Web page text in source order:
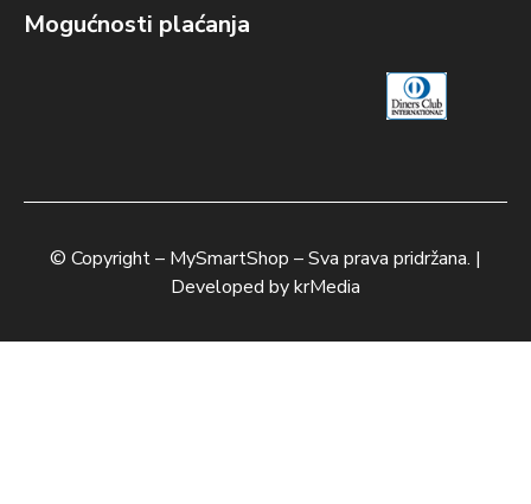
Mogućnosti plaćanja
© Copyright – MySmartShop – Sva prava pridržana. |
Developed bykrMedia